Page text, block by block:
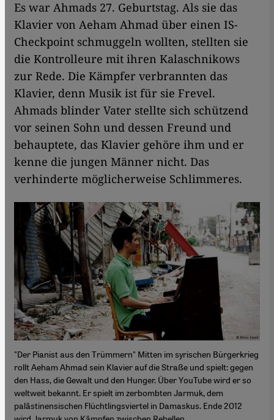
Es war Ahmads 27. Geburtstag. Als sie das
Klavier von Aeham Ahmad über einen IS-
Checkpoint schmuggeln wollten, stellten sie
die Kontrolleure mit ihren Kalaschnikows
zur Rede. Die Kämpfer verbrannten das
Klavier, denn Musik ist für sie Frevel.
Ahmads blinder Vater stellte sich schützend
vor seinen Sohn und dessen Freund und
behauptete, das Klavier gehöre ihm und er
kenne die jungen Männer nicht. Das
verhinderte möglicherweise Schlimmeres.
"Der Pianist aus den Trümmern" Mitten im syrischen Bürgerkrieg
rollt Aeham Ahmad sein Klavier auf die Straße und spielt: gegen
den Hass, die Gewalt und den Hunger. Über YouTube wird er so
weltweit bekannt. Er spielt im zerbombten Jarmuk, dem
palästinensischen Flüchtlingsviertel in Damaskus. Ende 2012